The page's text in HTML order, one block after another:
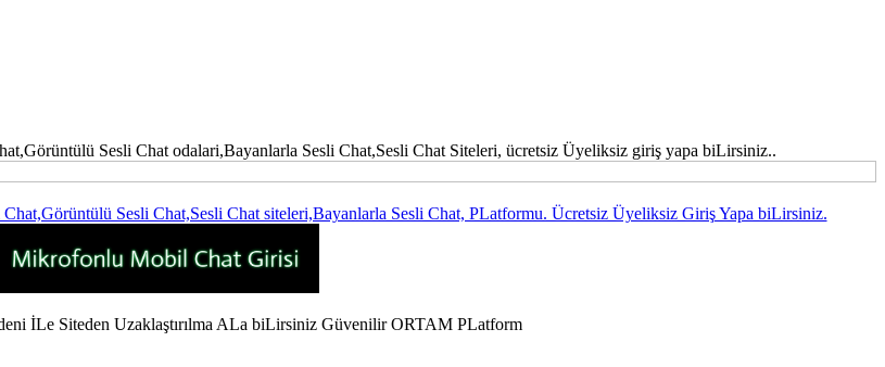
Sesli Chat odalari,Bayanlarla Sesli Chat,Sesli Chat Siteleri, ücretsiz Üyeliksiz giriş yapa biLirsiniz..
Sesli Chat,Sesli Chat siteleri,Bayanlarla Sesli Chat, PLatformu. Ücretsiz Üyeliksiz Giriş Yapa biLirsiniz.
İLe Siteden Uzaklaştırılma ALa biLirsiniz Güvenilir ORTAM PLatform